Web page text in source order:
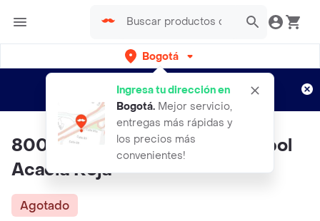
Bogotá
Ingresa tu dirección en
Bogotá. Mejor servicio,
entregas más rápidas y
los precios más
convenientes!
envíos gratis por semanas
Aplican TyC
800 Semillas Orgánicas De Árbol
Acacia Roja
Agotado